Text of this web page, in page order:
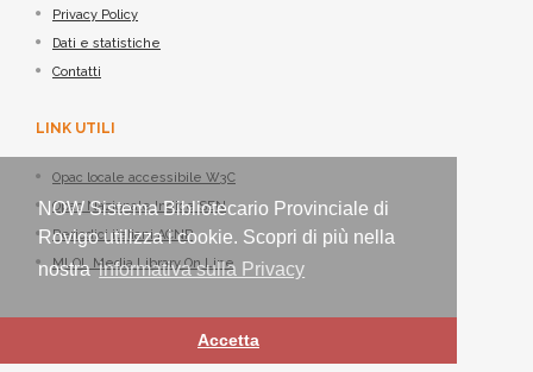
NOW Sistema Bibliotecario Provinciale di
Rovigo utilizza i cookie. Scopri di più nella
nostrainformativa sulla Privacy
Accetta
Privacy Policy
Dati e statistiche
Contatti
LINK UTILI
Opac locale accessibile W3C
Opac Nazionale Indice SBN
Periodici italiani ACNP
MLOL Media Library On Line